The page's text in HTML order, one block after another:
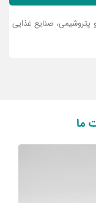
صنایع غذایی
ما